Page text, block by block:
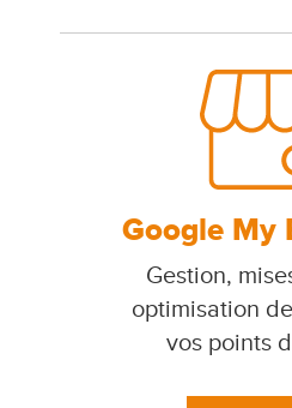
Google My
Gestion,
optimisation
vos points